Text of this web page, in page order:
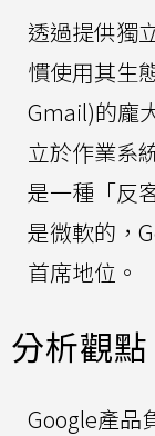
透過提供獨
慣使用其生
Gmail)的龐
立於作業系
是一種「反
是微軟的，
首席地位。
分析觀點
Google產品